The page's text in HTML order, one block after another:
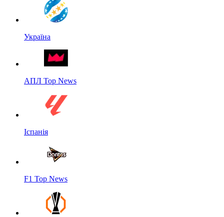
Україна
АПЛ Top News
Іспанія
F1 Top News